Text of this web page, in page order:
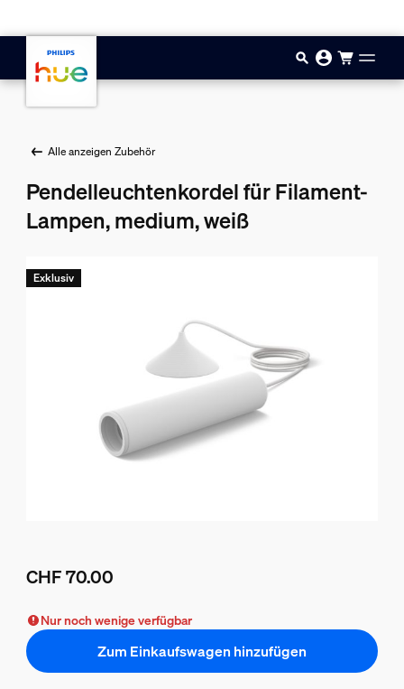
Alle anzeigen Zubehör
Pendelleuchtenkordel für Filament-
Lampen, medium, weiß
CHF 70.00
Exklusiv
Nur noch wenige verfügbar
Zum Einkaufswagen hinzufügen